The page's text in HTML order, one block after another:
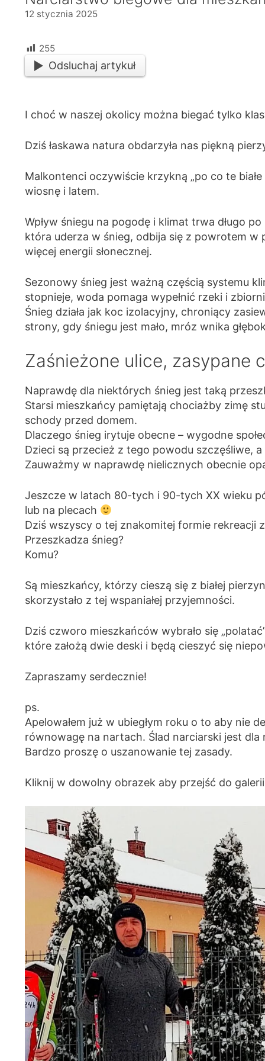
12 stycznia 2025
255
Odsluchaj artykuł
I choć w naszej okolicy można biegać tylko
Dziś łaskawa natura obdarzyła nas piękną
Malkontenci oczywiście krzykną „po co te
wiosnę i latem.
Wpływ śniegu na pogodę i klimat trwa długo
która uderza w śnieg, odbija się z powrotem w
więcej energii słonecznej.
Sezonowy śnieg jest ważną częścią systemu
stopnieje, woda pomaga wypełnić rzeki i
Śnieg działa jak koc izolacyjny, chroniący
strony, gdy śniegu jest mało, mróz wnika
Zaśnieżone ulice, zasypane
Naprawdę dla niektórych śnieg jest taką
Starsi mieszkańcy pamiętają chociażby zimę
schody przed domem.
Dlaczego śnieg irytuje obecne – wygodne
Dzieci są przecież z tego powodu szczęśliwe,
Zauważmy w naprawdę nielicznych obecnie
Jeszcze w latach 80-tych i 90-tych XX wieku
lub na plecach
Dziś wszyscy o tej znakomitej formie rekreacji
Przeszkadza śnieg?
Komu?
Są mieszkańcy, którzy cieszą się z białej
skorzystało z tej wspaniałej przyjemności.
Dziś czworo mieszkańców wybrało się
które założą dwie deski i będą cieszyć się
Zapraszamy serdecznie!
ps.
Apelowałem już w ubiegłym roku o to aby nie
równowagę na nartach. Ślad narciarski jest dla
Bardzo proszę o uszanowanie tej zasady.
Kliknij w dowolny obrazek aby przejść do